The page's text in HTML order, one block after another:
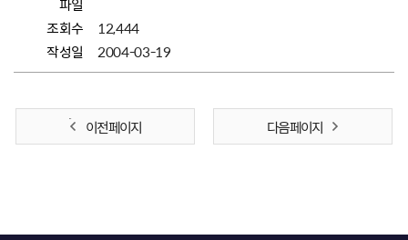
파일
조회수
12,444
작성일
2004-03-19
이전 페이지 다음 페이지